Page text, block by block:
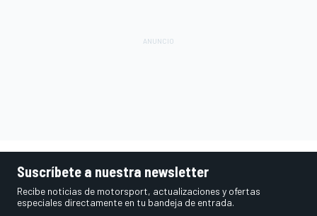
Suscríbete a nuestra newsletter
Recibe noticias de motorsport, actualizaciones y ofertas
especiales directamente en tu bandeja de entrada.